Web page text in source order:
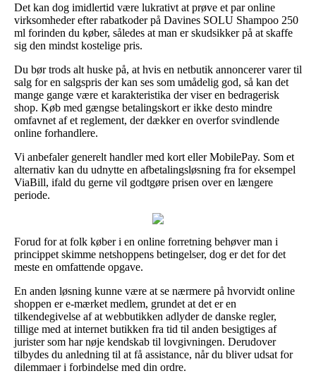
Det kan dog imidlertid være lukrativt at prøve et par online
virksomheder efter rabatkoder på Davines SOLU Shampoo 250
ml forinden du køber, således at man er skudsikker på at skaffe
sig den mindst kostelige pris.
Du bør trods alt huske på, at hvis en netbutik annoncerer varer til
salg for en salgspris der kan ses som umådelig god, så kan det
mange gange være et karakteristika der viser en bedragerisk
shop. Køb med gængse betalingskort er ikke desto mindre
omfavnet af et reglement, der dækker en overfor svindlende
online forhandlere.
Vi anbefaler generelt handler med kort eller MobilePay. Som et
alternativ kan du udnytte en afbetalingsløsning fra for eksempel
ViaBill, ifald du gerne vil godtgøre prisen over en længere
periode.
Forud for at folk køber i en online forretning behøver man i
princippet skimme netshoppens betingelser, dog er det for det
meste en omfattende opgave.
En anden løsning kunne være at se nærmere på hvorvidt online
shoppen er e-mærket medlem, grundet at det er en
tilkendegivelse af at webbutikken adlyder de danske regler,
tillige med at internet butikken fra tid til anden besigtiges af
jurister som har nøje kendskab til lovgivningen. Derudover
tilbydes du anledning til at få assistance, når du bliver udsat for
dilemmaer i forbindelse med din ordre.